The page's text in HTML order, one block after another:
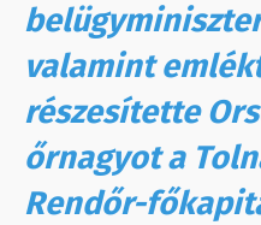
valamint
részesítette
őrnagyot a
Rendőr-